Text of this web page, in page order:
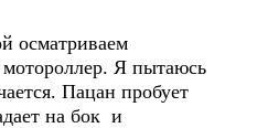
осматриваем
Я пытаюсь
Пацан пробует
на бок и